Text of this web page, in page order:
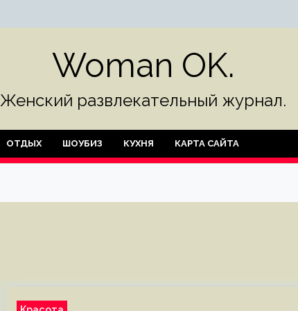
Woman OK.
Женский развлекательный журнал.
ОТДЫХ ШОУБИЗ КУХНЯ КАРТА САЙТА